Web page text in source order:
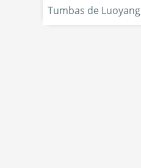
Tumbas de Luoyang